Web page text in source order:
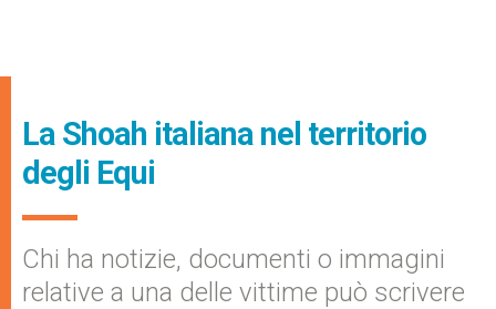
La Shoah italiana nel territorio
degli Equi
Chi ha notizie, documenti o immagini
relative a una delle vittime può scrivere